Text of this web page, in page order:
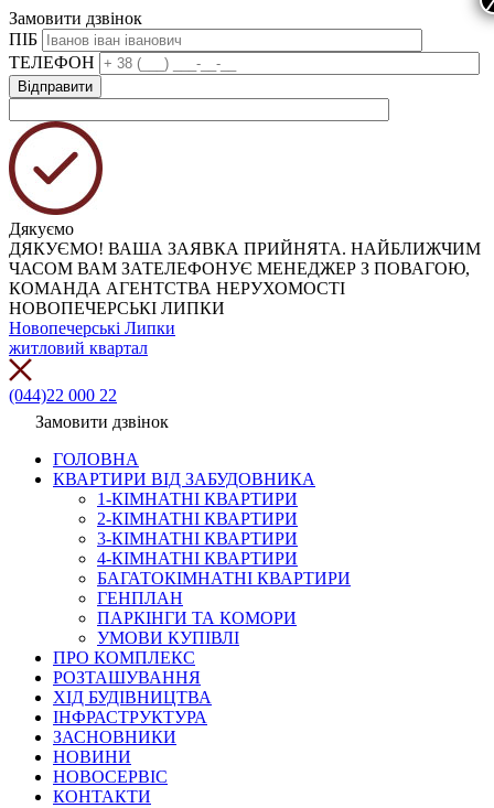
Замовити дзвінок
ПІБ
ТЕЛЕФОН
Дякуємо
ДЯКУЄМО! ВАША ЗАЯВКА ПРИЙНЯТА. НАЙБЛИЖЧИМ
ЧАСОМ ВАМ ЗАТЕЛЕФОНУЄ МЕНЕДЖЕР З ПОВАГОЮ,
КОМАНДА АГЕНТСТВА НЕРУХОМОСТІ
НОВОПЕЧЕРСЬКІ ЛИПКИ
Новопечерські Липки
житловий квартал
(044)22 000 22
Замовити дзвінок
ГОЛОВНА
КВАРТИРИ ВІД ЗАБУДОВНИКА
1-КІМНАТНІ КВАРТИРИ
2-КІМНАТНІ КВАРТИРИ
3-КІМНАТНІ КВАРТИРИ
4-КІМНАТНІ КВАРТИРИ
БАГАТОКІМНАТНІ КВАРТИРИ
ГЕНПЛАН
ПАРКІНГИ ТА КОМОРИ
УМОВИ КУПІВЛІ
ПРО КОМПЛЕКС
РОЗТАШУВАННЯ
ХІД БУДІВНИЦТВА
ІНФРАСТРУКТУРА
ЗАСНОВНИКИ
НОВИНИ
НОВОСЕРВІС
КОНТАКТИ